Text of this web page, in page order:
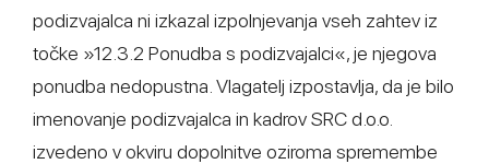
podizvajalca ni izkazal izpolnjevanja vseh zahtev iz
točke »12.3.2 Ponudba s podizvajalci«, je njegova
ponudba nedopustna. Vlagatelj izpostavlja, da je bilo
imenovanje podizvajalca in kadrov SRC d.o.o.
izvedeno v okviru dopolnitve oziroma spremembe